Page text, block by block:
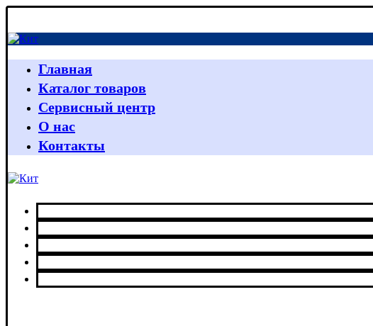
Главная
Каталог товаров
Сервисный центр
О нас
Контакты